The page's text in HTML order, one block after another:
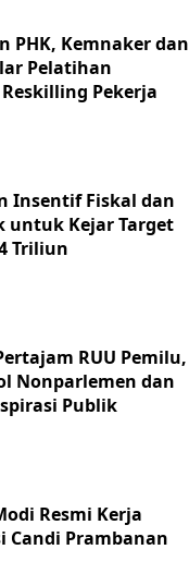
PHK, Kemnaker dan
Pelatihan
Pekerja
Insentif Fiskal dan
untuk Kejar Target
Triliun
RUU Pemilu,
Nonparlemen dan
Publik
Resmi Kerja
Candi Prambanan